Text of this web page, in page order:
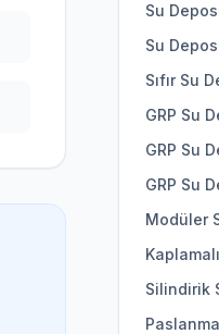
Su
Su
Sıfır Su
GRP Su
GRP Su
GRP Su
Modüler
Silindirik